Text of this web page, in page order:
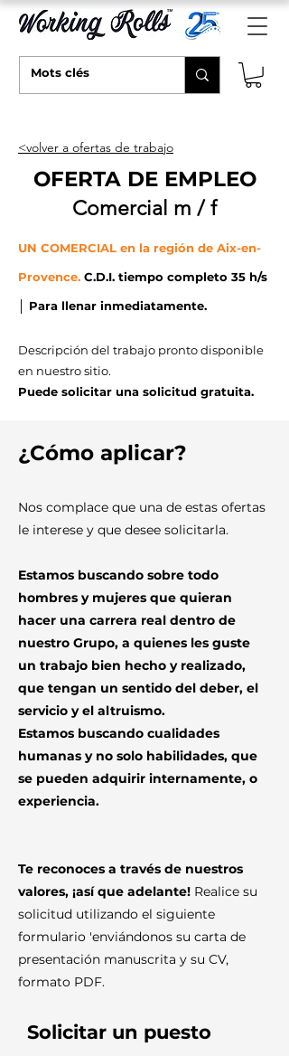
<volver a ofertas de trabajo
OFERTA DE EMPLEO
Comercial m / f
UN COMERCIAL en la región de Aix-en-
Provence. C.D.I. tiempo completo 35 h/s
│ Para llenar inmediatamente.
Descripción del trabajo pronto disponible
en nuestro sitio.
Puede solicitar una solicitud gratuita.
¿Cómo aplicar?
Nos complace que una de estas ofertas
le interese y que desee solicitarla.
Estamos buscando sobre todo
hombres y mujeres que quieran
hacer una carrera real dentro de
nuestro Grupo, a quienes les guste
un trabajo bien hecho y realizado,
que tengan un sentido del deber, el
servicio y el altruismo.
Estamos buscando cualidades
humanas y no solo habilidades, que
se pueden adquirir internamente, o
experiencia.
Te reconoces a través de nuestros
valores, ¡así que adelante! ​ Realice su
solicitud utilizando el siguiente
formulario 'enviándonos su carta de
presentación manuscrita y su CV,
formato PDF.
Solicitar un puesto